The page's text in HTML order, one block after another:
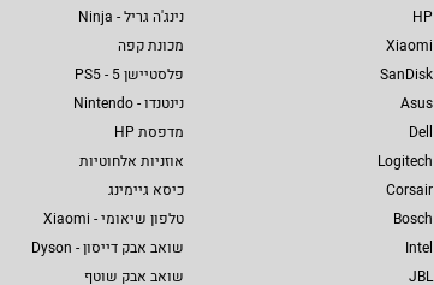
HP
Xiaomi
SanDisk
Asus
Dell
Logitech
Corsair
Bosch
Intel
JBL
נינג'ה גריל - Ninja
מכונת קפה
פלסטיישן 5 - PS5
נינטנדו - Nintendo
מדפסת HP
אוזניות אלחוטיות
כיסא גיימינג
טלפון שיאומי - Xiaomi
שואב אבק דייסון - Dyson
שואב אבק שוטף